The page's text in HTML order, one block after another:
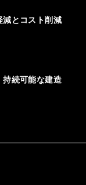
減とコスト削減
持続可能な建造